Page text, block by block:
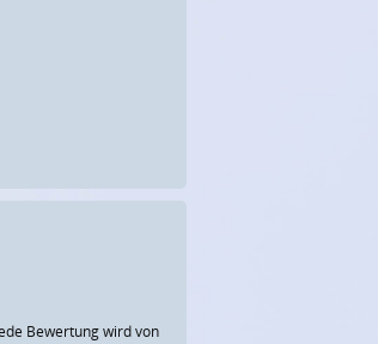
Bewertung wird von